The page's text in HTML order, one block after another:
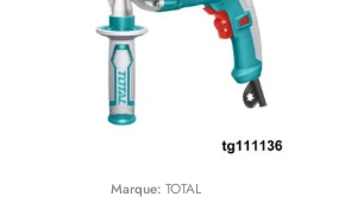
Marque: TOTAL